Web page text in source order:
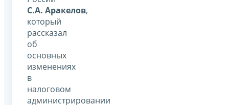
С.А. Аракелов,
который
рассказал
об
основных
изменениях
в
налоговом
администрировании